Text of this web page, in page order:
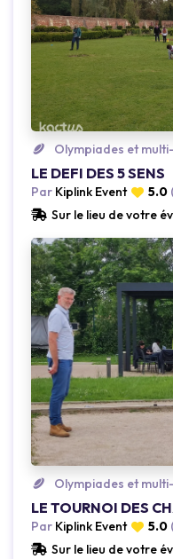
Loading...
Olympiades et
LE DEFI DES 5 SENS
Par Kiplink Event 5.0
Sur le lieu de votre
Loading...
Olympiades et
LE TOURNOI DES
Par Kiplink Event 5.0
Sur le lieu de votre